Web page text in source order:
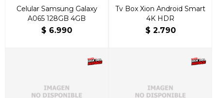
Celular Samsung Galaxy
A065 128GB 4GB
$ 6.990
Tv Box Xion Android Smart
4K HDR
$ 2.790